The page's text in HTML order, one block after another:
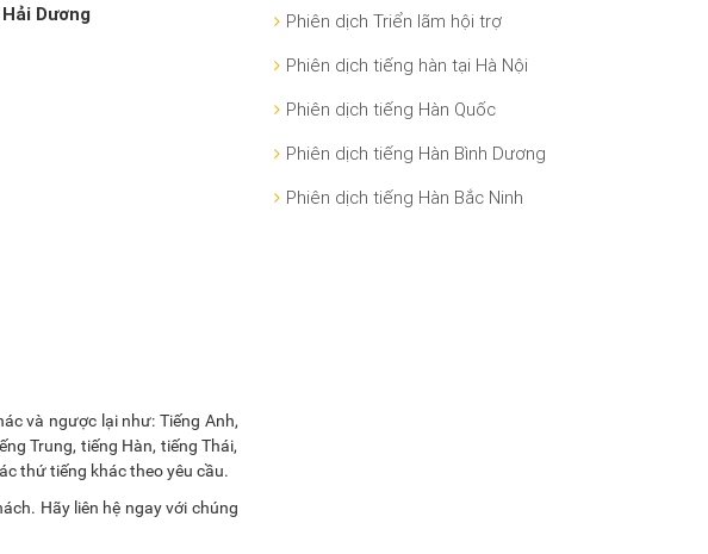
Dương
và ngược lại như: Tiếng Anh,
Trung, tiếng Hàn, tiếng Thái,
thứ tiếng khác theo yêu cầu.
Hãy liên hệ ngay với chúng
Phiên dịch Triển lãm hội trợ
Phiên dịch tiếng hàn tại Hà Nội
Phiên dịch tiếng Hàn Quốc
Phiên dịch tiếng Hàn Bình Dương
Phiên dịch tiếng Hàn Bắc Ninh